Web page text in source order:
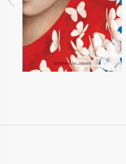
8,00 €